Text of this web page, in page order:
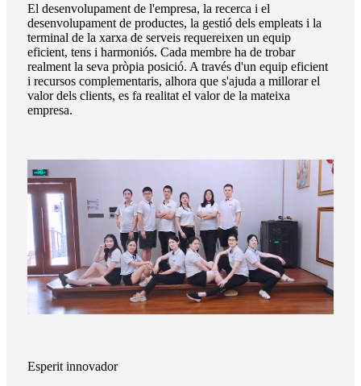
El desenvolupament de l'empresa, la recerca i el
desenvolupament de productes, la gestió dels empleats i la
terminal de la xarxa de serveis requereixen un equip
eficient, tens i harmoniós. Cada membre ha de trobar
realment la seva pròpia posició. A través d'un equip eficient
i recursos complementaris, alhora que s'ajuda a millorar el
valor dels clients, es fa realitat el valor de la mateixa
empresa.
Esperit innovador